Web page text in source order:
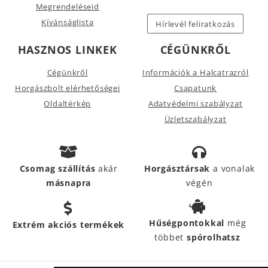
Megrendeléseid
Kívánságlista
Hírlevél feliratkozás
HASZNOS LINKEK
Cégünkről
Horgászbolt elérhetőségei
Oldaltérkép
CÉGÜNKRŐL
Információk a Halcatrazról
Csapatunk
Adatvédelmi szabályzat
Üzletszabályzat
Csomag szállításakár
másnapra
Horgásztársak a vonalak
végén
Extrém akciós termékek Hűségpontokkal még
többetspórolhatsz